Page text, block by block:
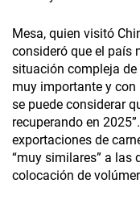
Mesa, quien visitó
consideró que el país
situación compleja de
muy importante y
se puede considerar
recuperando en
exportaciones de
“muy similares” a las
colocación de